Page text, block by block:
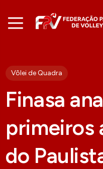
Vôlei de Quadra
Finasa
primeiros
do